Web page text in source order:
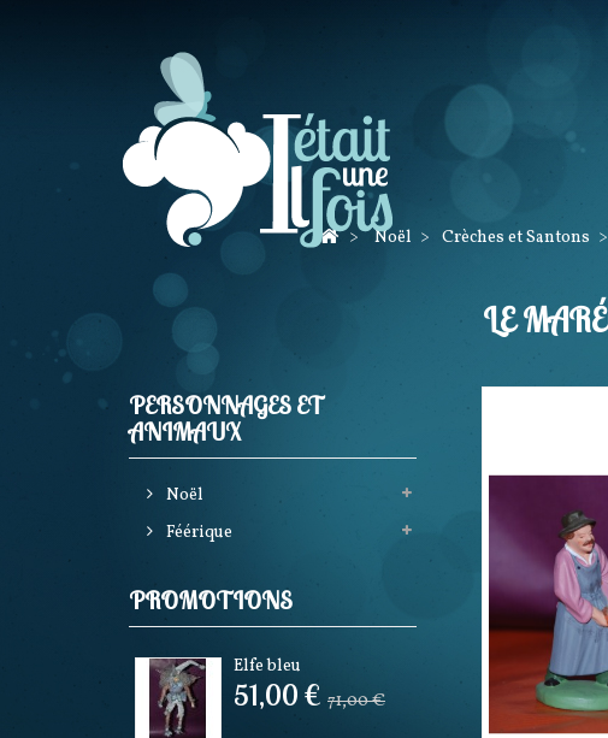
> Noël > Crèches et Santons >
PERSONNAGES ET
ANIMAUX
Noël
Féérique
PROMOTIONS
Elfe bleu
51,00 € 71,00 €
LE